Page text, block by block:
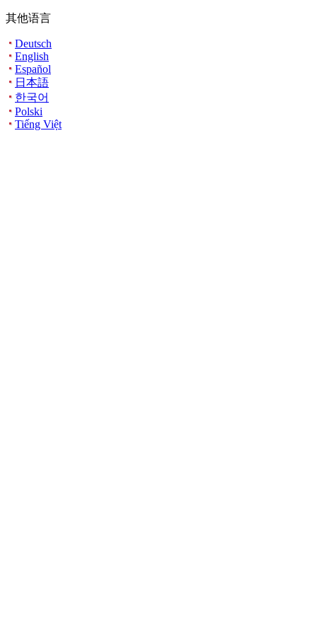
其他语言
Deutsch
English
Español
日本語
한국어
Polski
Tiếng Việt